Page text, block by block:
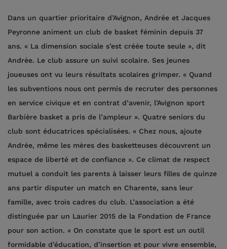
Dans un quartier prioritaire d’Avignon, Andrée et Jacques
Peyronne animent un club de basket féminin depuis 37
ans. « La dimension sociale s’est créée toute seule », dit
Andrée. Le club assure un suivi scolaire. Ses jeunes
joueuses ont vu leurs résultats scolaires grimper. « Quand
les subventions nous ont permis de recruter des personnes
en service civique et en contrat d’avenir, l’Avignon sport
Barbière basket a pris de l’ampleur ». Quatre seniors du
club sont éducatrices spécialisées. « Chez nous, ajoute
Andrée, même les mères des basketteuses découvrent un
espace de liberté et de confiance ». Ce climat de respect
mutuel a conduit les parents à laisser leurs filles de quinze
ans partir disputer un match en Charente, sans leur
famille, avec trois cadres du club. L’association a été
distinguée par un Laurier 2015 de la Fondation de France
pour son action. « On constate que le sport est un outil
formidable d’éducation, d’insertion et pour vivre ensemble,